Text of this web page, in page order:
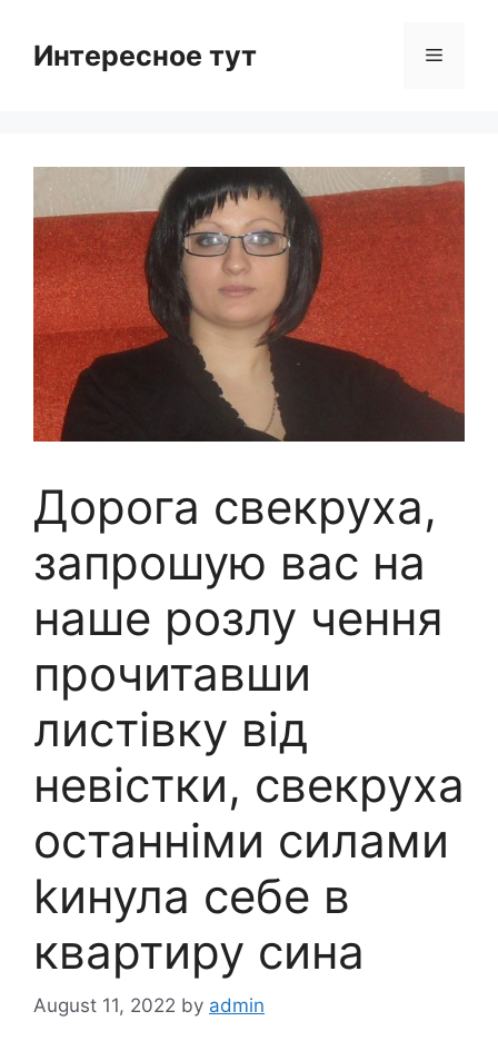
contentИнтересное тут Menu
Дорога свекруха,
запрошую вас на
наше розлу чення
прочитавши
листівку від
невістки, свекруха
останніми силами
kинула себе в
квартиру сина
August 11, 2022 by admin